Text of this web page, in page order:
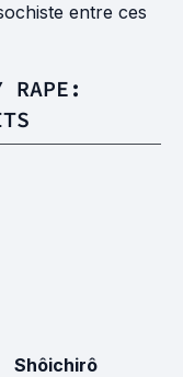
entre ces
RAPE:
Shôichirô